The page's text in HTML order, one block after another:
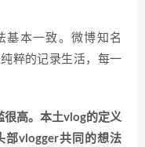
基本一致。微博知名
粹的记录生活，每一
很高。本土vlog的定义
部vlogger共同的想法